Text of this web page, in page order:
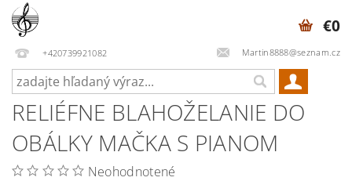
+420739921082 Martin8888@seznam.cz
€0
RELIÉFNE BLAHOŽELANIE DO
OBÁLKY MAČKA S PIANOM
Neohodnotené